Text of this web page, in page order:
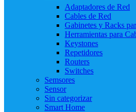
Adaptadores de Red
Cables de Red
Gabinetes y Racks
Herramientas para
Keystones
Repetidores
Routers
Switches
Semsores
Sensor
Sin categorizar
Smart Home